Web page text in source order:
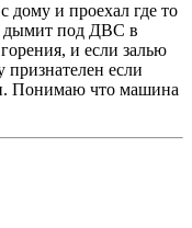
дому и проехал где то
дымит под ДВС в
и если залью
признателен если
Понимаю что машина